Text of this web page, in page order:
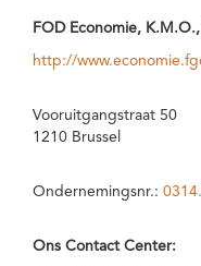
FOD Economie,
http://
Vooruitgangstraat 50
1210 Brussel
Ondernemingsnr.:
Ons Contact Center: